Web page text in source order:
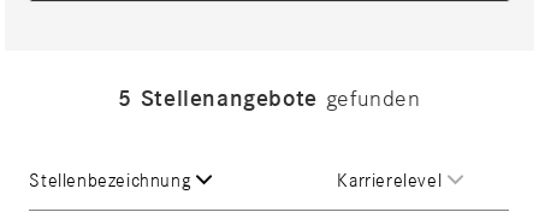
5 Stellenangebote gefunden
Stellenbezeichnung Karrierelevel